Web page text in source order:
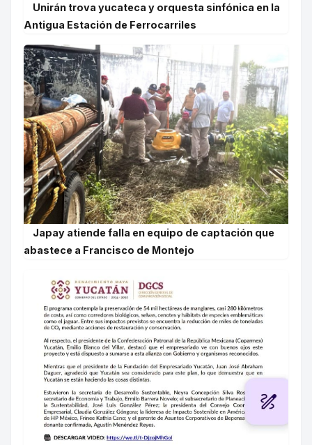
Unirán trova yucateca y orquesta sinfónica en la
Antigua Estación de Ferrocarriles
Japay atiende falla en equipo de captación que
abastece a Francisco de Montejo